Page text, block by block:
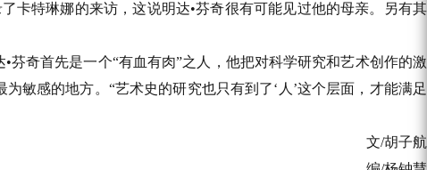
卡特琳娜的来访，这说明达•芬奇很有可能见过他的母亲。另有其
奇首先是一个“有血有肉”之人，他把对科学研究和艺术创作的激
敏感的地方。“艺术史的研究也只有到了‘人’这个层面，才能满足
文/胡子航